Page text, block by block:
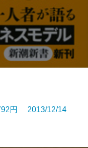
円 2013/12/14